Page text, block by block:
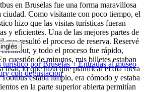
en Bruselas fue una forma maravillosa
Como visitante con poco tiempo, el
hizo que las visitas turísticas fueran
y eficientes. Una de las mejores partes de
que resultó el proceso de reserva. Reservé
Headout, y todo el proceso fue rápido,
cuestión de minutos, mis billetes estaban
usar, lo que hizo que planificar el día fuera
estaba limpio, era cómodo y estaba
en la parte superior abierta permitían
por Bruselas + Entradas al museo
con degustación